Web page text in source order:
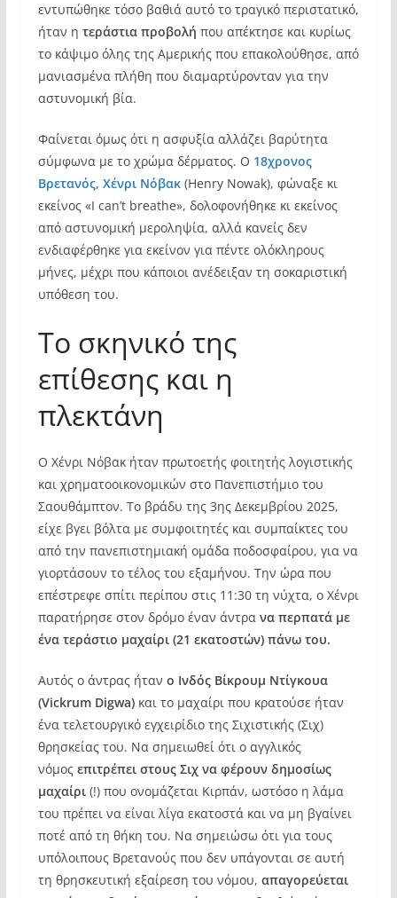
εντυπώθηκε τόσο βαθιά αυτό το τραγικό περιστατικό,
ήταν η τεράστια προβολή που απέκτησε και κυρίως
το κάψιμο όλης της Αμερικής που επακολούθησε, από
μανιασμένα πλήθη που διαμαρτύρονταν για την
αστυνομική βία.
Φαίνεται όμως ότι η ασφυξία αλλάζει βαρύτητα
σύμφωνα με το χρώμα δέρματος. Ο 18χρονος
Βρετανός, Χένρι Νόβακ(Henry Nowak), φώναξε κι
εκείνος «I can’t breathe», δολοφονήθηκε κι εκείνος
από αστυνομική μεροληψία, αλλά κανείς δεν
ενδιαφέρθηκε για εκείνον για πέντε ολόκληρους
μήνες, μέχρι που κάποιοι ανέδειξαν τη σοκαριστική
υπόθεση του.
Το σκηνικό της
επίθεσης και η
πλεκτάνη
Ο Χένρι Νόβακ ήταν πρωτοετής φοιτητής λογιστικής
και χρηματοοικονομικών στο Πανεπιστήμιο του
Σαουθάμπτον. Το βράδυ της 3ης Δεκεμβρίου 2025,
είχε βγει βόλτα με συμφοιτητές και συμπαίκτες του
από την πανεπιστημιακή ομάδα ποδοσφαίρου, για να
γιορτάσουν το τέλος του εξαμήνου. Την ώρα που
επέστρεφε σπίτι περίπου στις 11:30 τη νύχτα, ο Χένρι
παρατήρησε στον δρόμο έναν άντρα να περπατά με
ένα τεράστιο μαχαίρι (21 εκατοστών) πάνω του.
Αυτός ο άντρας ήταν ο Ινδός Βίκρουμ Ντίγκουα
(Vickrum Digwa)και το μαχαίρι που κρατούσε ήταν
ένα τελετουργικό εγχειρίδιο της Σιχιστικής (Σιχ)
θρησκείας του. Να σημειωθεί ότι ο αγγλικός
νόμος επιτρέπει στους Σιχ να φέρουν δημοσίως
μαχαίρι(!) που ονομάζεται Κιρπάν, ωστόσο η λάμα
του πρέπει να είναι λίγα εκατοστά και να μη βγαίνει
ποτέ από τη θήκη του. Να σημειώσω ότι για τους
υπόλοιπους Βρετανούς που δεν υπάγονται σε αυτή
τη θρησκευτική εξαίρεση του νόμου, απαγορεύεται